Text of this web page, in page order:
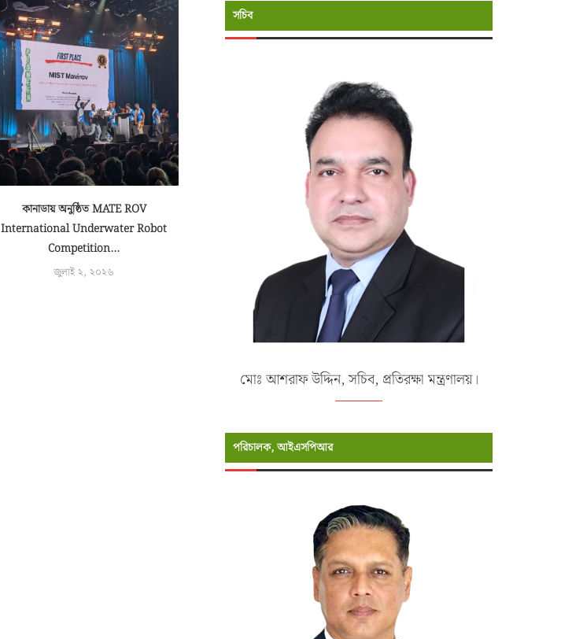
কানাডায় অনুষ্ঠিত MATE ROV
International Underwater Robot
Competition...
জুলাই ২, ২০২৬
১ম বাংলাদেশ ফর্মুলা স্টুডেন্ট অ্যান্ড অটোমোটিভ
ইঞ্জিনিয়ারিং সামিট...
জুন ২৫, ২০২৬
নতুনদের বরণে এমআইএসটি-তে
সচিব
মোঃ আশরাফ উদ্দিন, সচিব, প্রতিরক্ষা মন্ত্রণালয়।
পরিচালক, আইএসপিআর